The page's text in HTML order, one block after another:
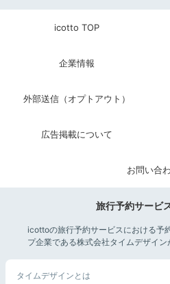
icotto TOP
企業情報
外部送信（オプトアウト）
広告掲載について
お問い合
旅行予約サービ
icottoの旅行予約サービスにおける予
プ企業である株式会社タイムデザイン
タイムデザインとは